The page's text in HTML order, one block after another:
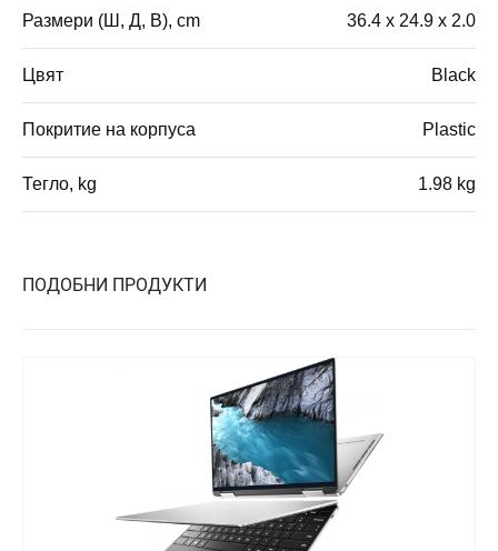
Размери (Ш, Д, В), cm 36.4 x 24.9 x 2.0
Цвят Black
Покритие на корпуса Plastic
Тегло, kg 1.98 kg
ПОДОБНИ ПРОДУКТИ